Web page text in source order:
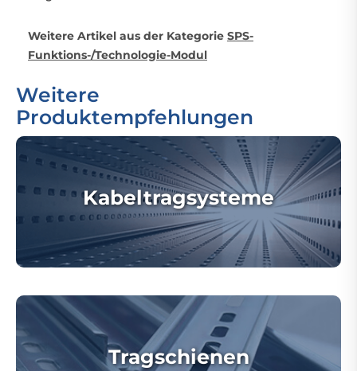
Weitere Artikel aus der Kategorie SPS-
Funktions-/Technologie-Modul
Weitere
Produktempfehlungen
Kabeltragsysteme
Tragschienen